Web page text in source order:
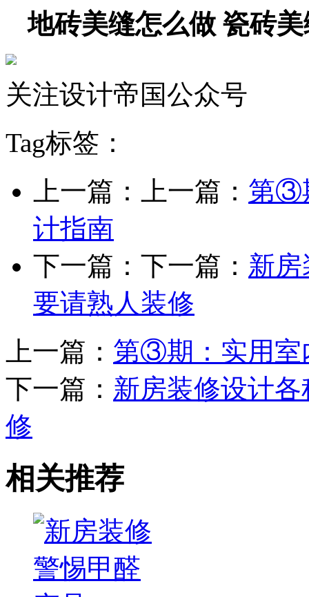
地砖美缝怎么做 瓷砖
关注设计帝国公众号
Tag标签：
上一篇：上一篇： 第③
计指南
下一篇：下一篇： 新
要请熟人装修
上一篇： 第③期：实用室
下一篇： 新房装修设计
修
相关推荐